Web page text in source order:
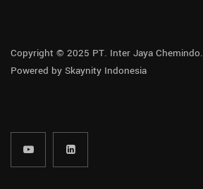
Copyright © 2025 PT. Inter Jaya Chemindo.
Powered by Skaynity Indonesia